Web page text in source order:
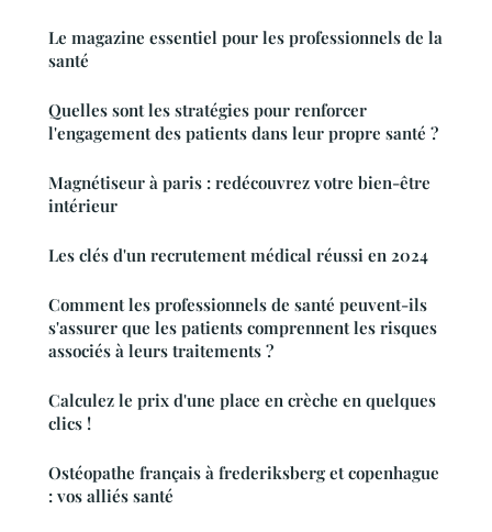
Le magazine essentiel pour les professionnels de la
santé
Quelles sont les stratégies pour renforcer
l'engagement des patients dans leur propre santé ?
Magnétiseur à paris : redécouvrez votre bien-être
intérieur
Les clés d'un recrutement médical réussi en 2024
Comment les professionnels de santé peuvent-ils
s'assurer que les patients comprennent les risques
associés à leurs traitements ?
Calculez le prix d'une place en crèche en quelques
clics !
Ostéopathe français à frederiksberg et copenhague
: vos alliés santé